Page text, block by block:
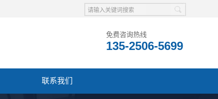
免费咨询热线
135-2506-5699
联系我们